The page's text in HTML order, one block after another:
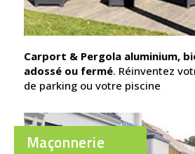
Carport & Pergola aluminium,
adossé ou fermé. Réinventez
de parking ou votre piscine
Maçonnerie